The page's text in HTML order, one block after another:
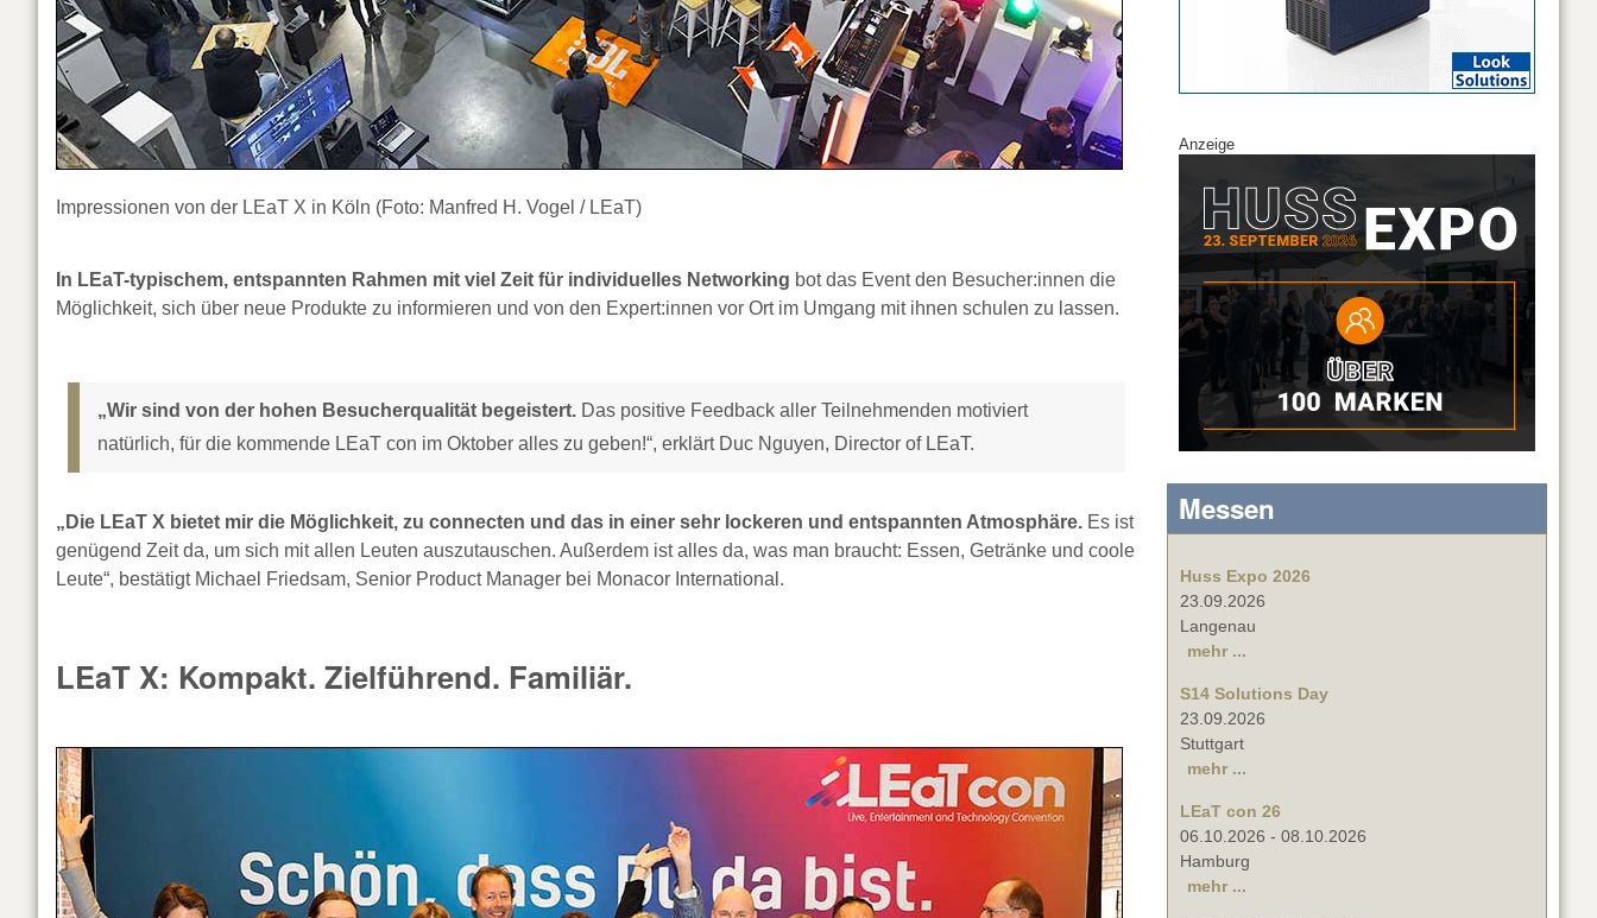
Impressionen von der LEaT X in Köln (Foto: Manfred H. Vogel / LEaT)
In LEaT-typischem, entspannten Rahmen mit viel Zeit für individuelles Networking bot das Event den Besucher:innen die
Möglichkeit, sich über neue Produkte zu informieren und von den Expert:innen vor Ort im Umgang mit ihnen schulen zu lassen.
„Wir sind von der hohen Besucherqualität begeistert. Das positive Feedback aller Teilnehmenden motiviert
natürlich, für die kommende LEaT con im Oktober alles zu geben!“, erklärt Duc Nguyen, Director of LEaT.
„Die LEaT X bietet mir die Möglichkeit, zu connecten und das in einer sehr lockeren und entspannten Atmosphäre. Es ist
genügend Zeit da, um sich mit allen Leuten auszutauschen. Außerdem ist alles da, was man braucht: Essen, Getränke und coole
Leute“, bestätigt Michael Friedsam, Senior Product Manager bei Monacor International.
LEaT X: Kompakt. Zielführend. Familiär.
Anzeige
Messen
Huss Expo 2026
23.09.2026
Langenau
mehr ...
S14 Solutions Day
23.09.2026
Stuttgart
mehr ...
LEaT con 26
06.10.2026 - 08.10.2026
Hamburg
mehr ...